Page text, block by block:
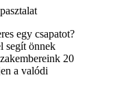
egy csapatot?
segít önnek
20
a valódi